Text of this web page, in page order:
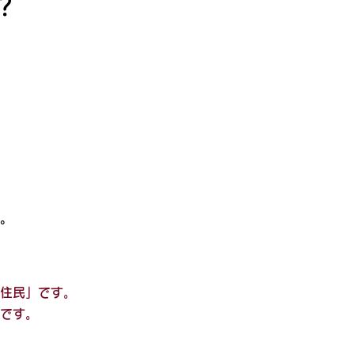
民」です。
す。